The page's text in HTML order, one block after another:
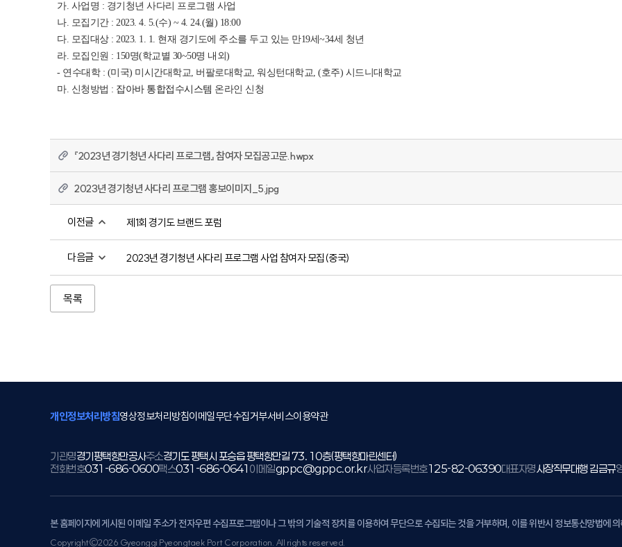
가. 사업명 : 경기청년 사다리 프로그램 사업
나. 모집기간 : 2023. 4. 5.(수) ~ 4. 24.(월) 18:00
다. 모집대상 : 2023. 1. 1. 현재 경기도에 주소를 두고 있는 만19세~34세 청년
라. 모집인원 : 150명(학교별 30~50명 내외)
- 연수대학 : (미국) 미시간대학교, 버팔로대학교, 워싱턴대학교, (호주) 시드니대학교
마. 신청방법 : 잡아바 통합접수시스템 온라인 신청
『2023년 경기청년 사다리 프로그램』 참여자 모집공고문.hwpx
2023년 경기청년 사다리 프로그램 홍보이미지_5.jpg
이전글 제1회 경기도 브랜드 포럼
다음글 2023년 경기청년 사다리 프로그램 사업 참여자 모집(중국)
목록
개인정보처리방침영상정보처리방침이메일무단수집거부서비스이용약관
기관명경기평택항만공사주소경기도 평택시 포승읍 평택항만길 73. 10층(평택항마린센터)
전화번호031-686-0600팩스031-686-0641 이메일gppc@gppc.or.kr사업자등록번호125-82-06390대표자명사장직무대행 김금규
본 홈페이지에 게시된 이메일 주소가 전자우편 수집프로그램이나 그 밖의 기술적 장치를 이용하여 무단으로 수집되는 것을 거부하며, 이를 위반시 정보통신망법에
Copyright©2026 Gyeonggi Pyeongtaek Port Corporation. All rights reserved.